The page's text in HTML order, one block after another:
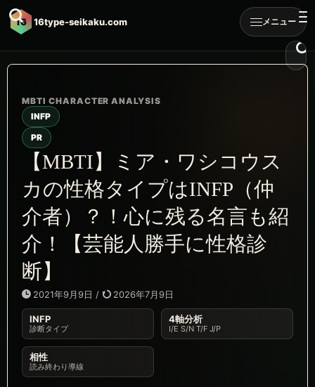
16 16type-seikaku.com メニュー
INFP
PR
【MBTI】ミア・ワシコウス
カの性格タイプはINFP（仲
介者）？！心に残る名言も紹
介！【芸能人勝手に性格診
断】
2021年9月9日 / 2026年7月9日
INFP
診断タイプ
4軸分析
I/E S/N T/F J/P
相性
読み終わり導線